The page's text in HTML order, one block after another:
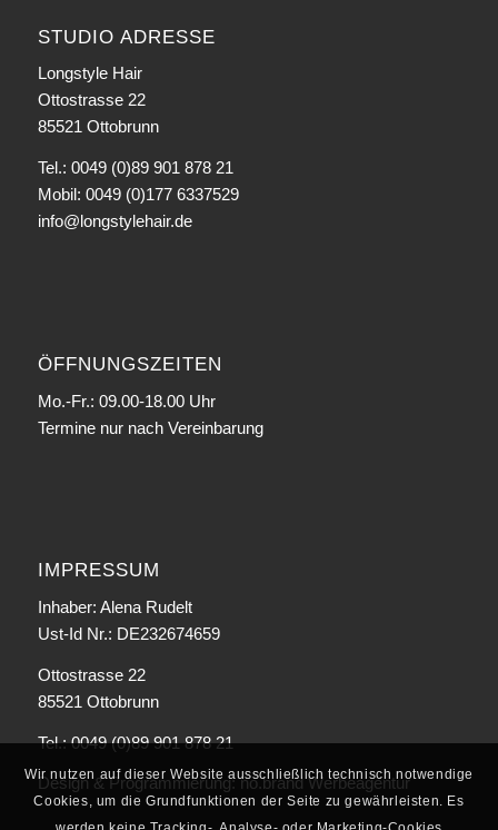
STUDIO ADRESSE
Longstyle Hair
Ottostrasse 22
85521 Ottobrunn
Tel.: 0049 (0)89 901 878 21
Mobil: 0049 (0)177 6337529
info@longstylehair.de
ÖFFNUNGSZEITEN
Mo.-Fr.: 09.00-18.00 Uhr
Termine nur nach Vereinbarung
IMPRESSUM
Inhaber: Alena Rudelt
Ust-Id Nr.: DE232674659
Ottostrasse 22
85521 Ottobrunn
Tel.: 0049 (0)89 901 878 21
Design & Programmierung:no.brand Werbeagentur
Wir nutzen auf dieser Website ausschließlich technisch notwendige
Cookies, um die Grundfunktionen der Seite zu gewährleisten. Es